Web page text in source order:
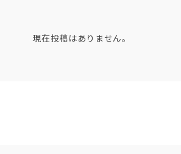
現在投稿はありません。